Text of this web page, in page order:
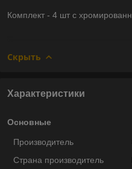
Комплект - 4 шт с
Скрыть
Характеристики
Основные
Производитель
Страна производитель